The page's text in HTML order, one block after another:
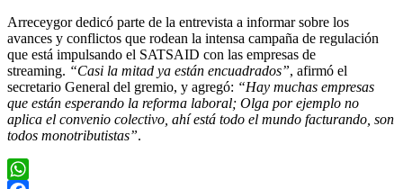
Arreceygor dedicó parte de la entrevista a informar sobre los
avances y conflictos que rodean la intensa campaña de regulación
que está impulsando el SATSAID con las empresas de
streaming. “Casi la mitad ya están encuadrados”, afirmó el
secretario General del gremio, y agregó: “Hay muchas empresas
que están esperando la reforma laboral; Olga por ejemplo no
aplica el convenio colectivo , ahí está todo el mundo facturando, son
todos monotributistas”.